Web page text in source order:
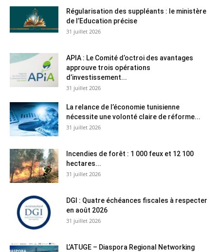
Régularisation des suppléants : le ministère
de l’Education précise
31 juillet 2026
APIA : Le Comité d’octroi des avantages
approuve trois opérations
d’investissement...
31 juillet 2026
La relance de l’économie tunisienne
nécessite une volonté claire de réforme...
31 juillet 2026
Incendies de forêt : 1 000 feux et 12 100
hectares...
31 juillet 2026
DGI : Quatre échéances fiscales à respecter
en août 2026
31 juillet 2026
L’ATUGE – Diaspora Regional Networking